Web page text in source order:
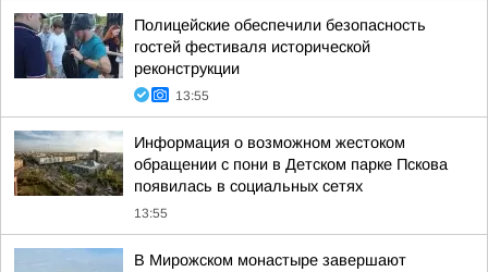
Полицейские обеспечили безопасность
гостей фестиваля исторической
реконструкции
13:55
Информация о возможном жестоком
обращении с пони в Детском парке Пскова
появилась в социальных сетях
13:55
В Мирожском монастыре завершают